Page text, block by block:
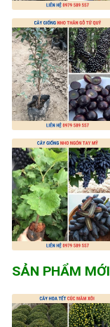
SẢN PHẨM MỚI